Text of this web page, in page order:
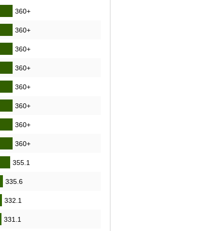
360+
360+
360+
360+
360+
360+
360+
360+
355.1
335.6
332.1
331.1